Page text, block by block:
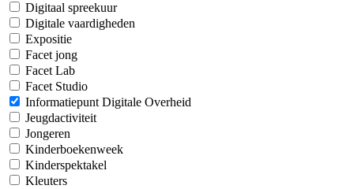
Digitaal spreekuur
Digitale vaardigheden
Expositie
Facet jong
Facet Lab
Facet Studio
Informatiepunt Digitale Overheid
Jeugdactiviteit
Jongeren
Kinderboekenweek
Kinderspektakel
Kleuters